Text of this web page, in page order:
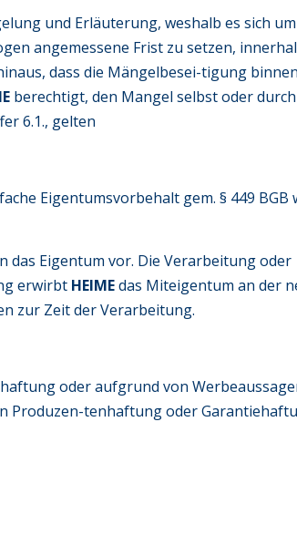
und Erläuterung, weshalb es sich um
angemessene Frist zu setzen,
dass die Mängelbesei-tigung binnen
berechtigt, den Mangel selbst oder durch
6.1., gelten
Eigentumsvorbehalt gem. § 449 BGB
das Eigentum vor. Die Verarbeitung oder
erwirbt HEIMEdas Miteigentum an der
zur Zeit der Verarbeitung.
oder aufgrund von
Produzen-tenhaftung oder